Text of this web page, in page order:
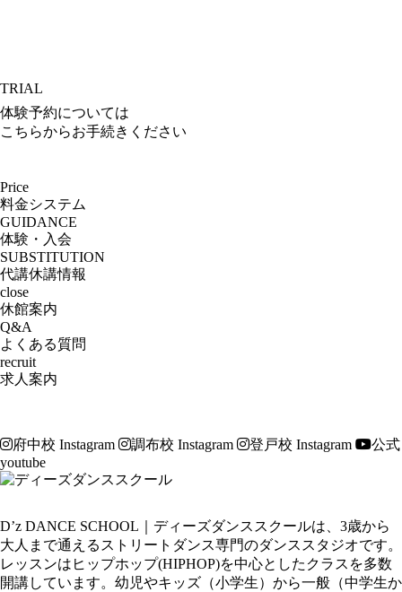
TRIAL
体験予約については
こちらからお手続きください
Price
料金システム
GUIDANCE
体験・入会
SUBSTITUTION
代講休講情報
close
休館案内
Q&A
よくある質問
recruit
求人案内
府中校 Instagram 調布校 Instagram 登戸校 Instagram
公式
youtube
D’z DANCE SCHOOL｜ディーズダンススクールは、3歳から
大人まで通えるストリートダンス専門のダンススタジオです。
レッスンはヒップホップ(HIPHOP)を中心としたクラスを多数
開講しています。幼児やキッズ（小学生）から一般（中学生か